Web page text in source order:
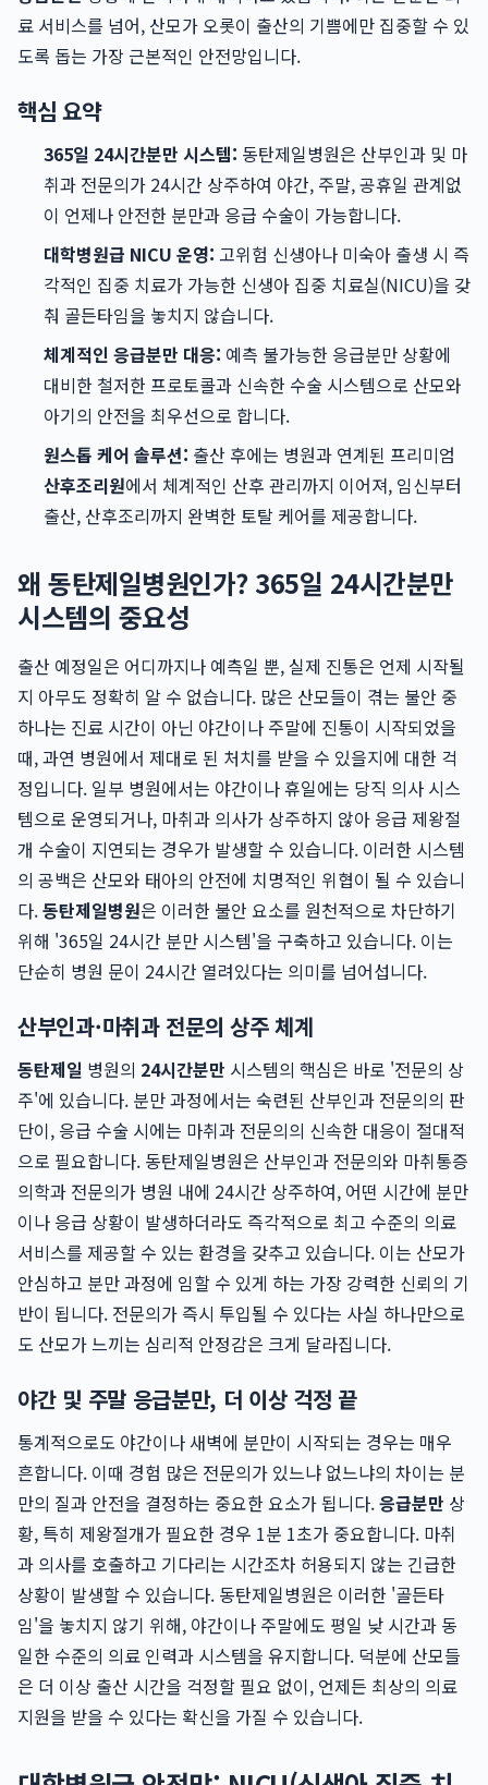
료 서비스를 넘어, 산모가 오롯이 출산의 기쁨에만 집중할 수 있
도록 돕는 가장 근본적인 안전망입니다.
핵심 요약
365일 24시간분만 시스템: 동탄제일병원은 산부인과 및 마
취과 전문의가 24시간 상주하여 야간, 주말, 공휴일 관계없
이 언제나 안전한 분만과 응급 수술이 가능합니다.
대학병원급 NICU 운영: 고위험 신생아나 미숙아 출생 시 즉
각적인 집중 치료가 가능한 신생아 집중 치료실(NICU)을 갖
춰 골든타임을 놓치지 않습니다.
체계적인 응급분만 대응: 예측 불가능한 응급분만 상황에
대비한 철저한 프로토콜과 신속한 수술 시스템으로 산모와
아기의 안전을 최우선으로 합니다.
원스톱 케어 솔루션: 출산 후에는 병원과 연계된 프리미엄
산후조리원에서 체계적인 산후 관리까지 이어져, 임신부터
출산, 산후조리까지 완벽한 토탈 케어를 제공합니다.
왜 동탄제일병원인가? 365일 24시간분만
시스템의 중요성
출산 예정일은 어디까지나 예측일 뿐, 실제 진통은 언제 시작될
지 아무도 정확히 알 수 없습니다. 많은 산모들이 겪는 불안 중
하나는 진료 시간이 아닌 야간이나 주말에 진통이 시작되었을
때, 과연 병원에서 제대로 된 처치를 받을 수 있을지에 대한 걱
정입니다. 일부 병원에서는 야간이나 휴일에는 당직 의사 시스
템으로 운영되거나, 마취과 의사가 상주하지 않아 응급 제왕절
개 수술이 지연되는 경우가 발생할 수 있습니다. 이러한 시스템
의 공백은 산모와 태아의 안전에 치명적인 위협이 될 수 있습니
다.동탄제일병원은 이러한 불안 요소를 원천적으로 차단하기
위해 '365일 24시간 분만 시스템'을 구축하고 있습니다. 이는
단순히 병원 문이 24시간 열려있다는 의미를 넘어섭니다.
산부인과·마취과 전문의 상주 체계
동탄제일 병원의 24시간분만 시스템의 핵심은 바로 '전문의 상
주'에 있습니다. 분만 과정에서는 숙련된 산부인과 전문의의 판
단이, 응급 수술 시에는 마취과 전문의의 신속한 대응이 절대적
으로 필요합니다. 동탄제일병원은 산부인과 전문의와 마취통증
의학과 전문의가 병원 내에 24시간 상주하여, 어떤 시간에 분만
이나 응급 상황이 발생하더라도 즉각적으로 최고 수준의 의료
서비스를 제공할 수 있는 환경을 갖추고 있습니다. 이는 산모가
안심하고 분만 과정에 임할 수 있게 하는 가장 강력한 신뢰의 기
반이 됩니다. 전문의가 즉시 투입될 수 있다는 사실 하나만으로
도 산모가 느끼는 심리적 안정감은 크게 달라집니다.
야간 및 주말 응급분만, 더 이상 걱정 끝
통계적으로도 야간이나 새벽에 분만이 시작되는 경우는 매우
흔합니다. 이때 경험 많은 전문의가 있느냐 없느냐의 차이는 분
만의 질과 안전을 결정하는 중요한 요소가 됩니다.응급분만 상
황, 특히 제왕절개가 필요한 경우 1분 1초가 중요합니다. 마취
과 의사를 호출하고 기다리는 시간조차 허용되지 않는 긴급한
상황이 발생할 수 있습니다. 동탄제일병원은 이러한 '골든타
임'을 놓치지 않기 위해, 야간이나 주말에도 평일 낮 시간과 동
일한 수준의 의료 인력과 시스템을 유지합니다. 덕분에 산모들
은 더 이상 출산 시간을 걱정할 필요 없이, 언제든 최상의 의료
지원을 받을 수 있다는 확신을 가질 수 있습니다.